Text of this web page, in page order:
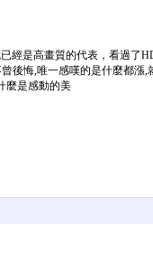
經是高畫質的代表，看過了
後悔,唯一感嘆的是什麼都漲,
麼是感動的美